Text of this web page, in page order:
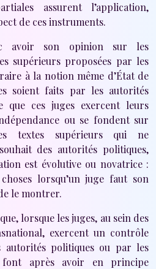
assurent l’application,
de ces instruments.
avoir son opinion sur les
supérieurs proposées par les
à la notion même d’État de
soient faits par les autorités
que ces juges exercent leurs
ou se fondent sur
textes supérieurs qui ne
des autorités politiques,
est évolutive ou novatrice :
lorsqu’un juge faut son
le montrer.
lorsque les juges, au sein des
exercent un contrôle
autorités politiques ou par les
après avoir en principe